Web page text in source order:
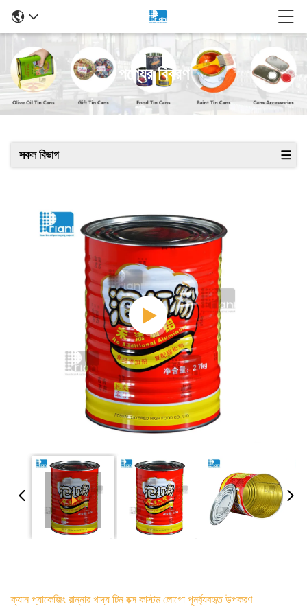
পণ্যের বিবরণ
সকল বিভাগ
ক্যান প্যাকেজিং রান্নার খাদ্য টিন বক্স কাস্টম লোগো পুনর্ব্যবহৃত উপকরণ